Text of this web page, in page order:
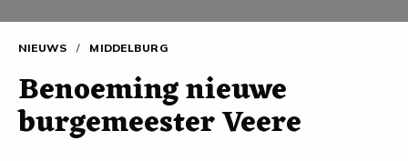
NIEUWS / MIDDELBURG
Benoeming nieuwe
burgemeester Veere